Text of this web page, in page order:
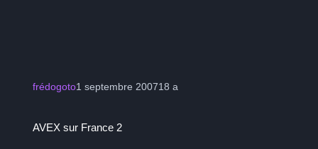
frédogoto1 septembre 200718 a
AVEX sur France 2